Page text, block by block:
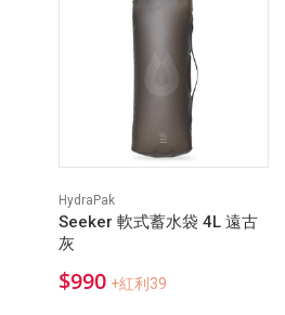
HydraPak
Seeker 軟式蓄水袋 4L 遠古
灰
$990 +紅利39